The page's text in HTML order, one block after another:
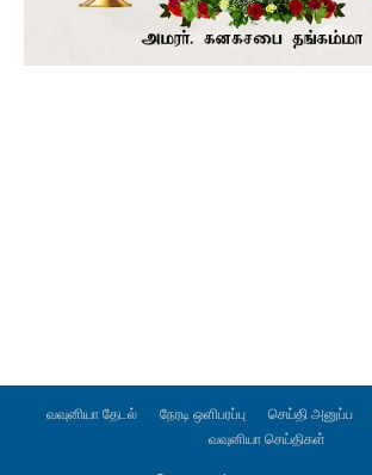
வவுனியா தேடல் நேரடி ஒளிபரப்பு செய்தி அனுப்ப
வவுனியா செய்திகள்